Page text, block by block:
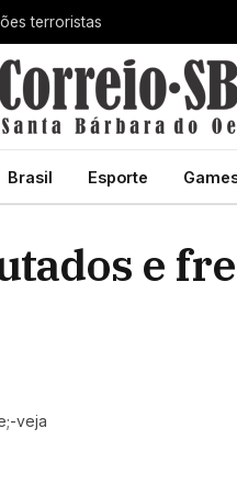
terroristas
Brasil Esporte
e